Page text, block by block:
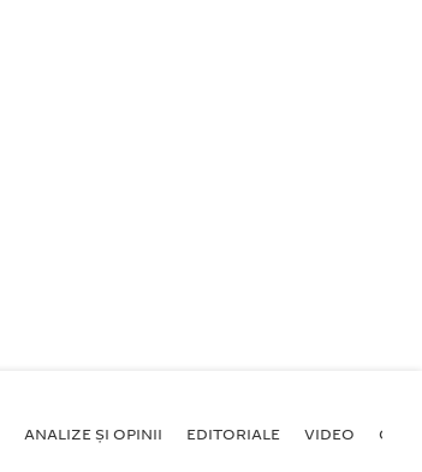
ANALIZE ȘI OPINII EDITORIALE VIDEO